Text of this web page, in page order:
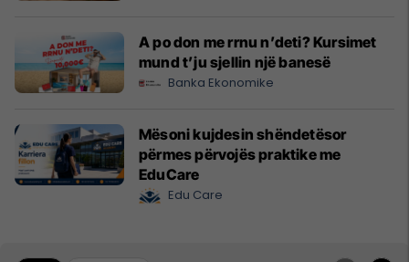
A po don me rrnu n’deti? Kursimet
mund t’ju sjellin një banesë
Banka Ekonomike
Mësoni kujdesin shëndetësor
përmes përvojës praktike me
EduCare
Edu Care